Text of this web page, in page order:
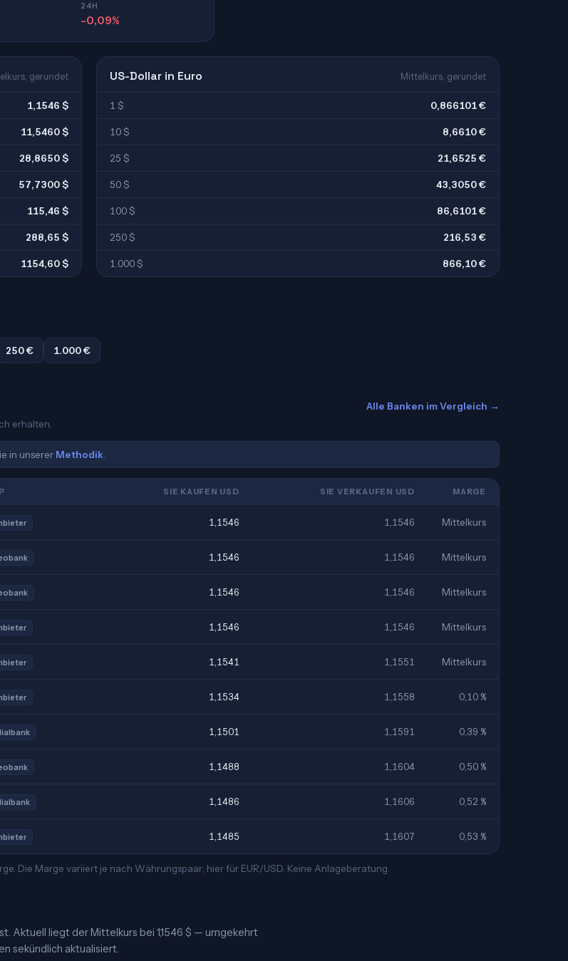
24H
-0,09%
gerundet
1,1546 $
11,5460 $
28,8650 $
57,7300 $
115,46 $
288,65 $
1154,60 $
US-Dollar in Euro Mittelkurs, gerundet
1 $ 0,866101 €
10 $ 8,6610 €
25 $ 21,6525 €
50 $ 43,3050 €
100 $ 86,6101 €
250 $ 216,53 €
1.000 $ 866,10 €
250 € 1.000 €
erhalten.
Alle Banken im Vergleich →
in unserer Methodik
SIE KAUFEN USD SIE VERKAUFEN USD MARGE
1,1546 1,1546 Mittelkurs
1,1546 1,1546 Mittelkurs
1,1546 1,1546 Mittelkurs
1,1546 1,1546 Mittelkurs
1,1541 1,1551 Mittelkurs
1,1534 1,1558 0,10 %
1,1501 1,1591 0,39 %
1,1488 1,1604 0,50 %
1,1486 1,1606 0,52 %
1,1485 1,1607 0,53 %
Die Marge variiert je nach Währungspaar; hier für EUR/USD. Keine Anlageberatung.
Aktuell liegt der Mittelkurs bei 1,1546 $ — umgekehrt
sekündlich aktualisiert.